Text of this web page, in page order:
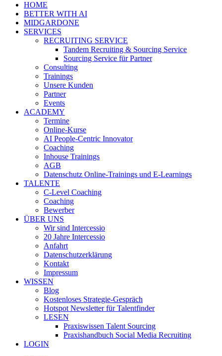
HOME
BETTER WITH AI
MIDGARDONE
SERVICES
RECRUITING SERVICE
Tandem Recruiting & Sourcing Service
Sourcing Service für Partner
Consulting
Trainings
Unsere Kunden
Partner
Events
ACADEMY
Termine
Online-Kurse
AI People-Centric Innovator
Coaching
Inhouse Trainings
AGB
Datenschutz Online-Trainings und E-Learnings
TALENTE
C-Level Coaching
Coaching
Bewerber
ÜBER UNS
Wir sind Intercessio
20 Jahre Intercessio
Anfahrt
Datenschutzerklärung
Kontakt
Impressum
WISSEN
Blog
Kostenloses Strategie-Gespräch
Hotspot Newsletter für Talentfinder
LESEN
Praxiswissen Talent Sourcing
Praxishandbuch Social Media Recruiting
LOGIN